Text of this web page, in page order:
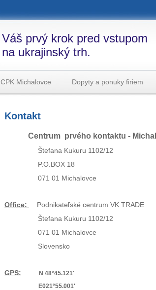
Váš prvý krok pred vstupom
na ukrajinský trh.
CPK Michalovce Dopyty a ponuky firiem
Kontakt
Centrum prvého kontaktu -
Štefana Kukuru 1102/12
P.O.BOX 18
071 01 Michalovce
Office:
Podnikateľské centrum VK TRADE
Štefana Kukuru 1102/12
071 01 Michalovce
Slovensko
GPS:
N 48°45.121'
E021°55.001'